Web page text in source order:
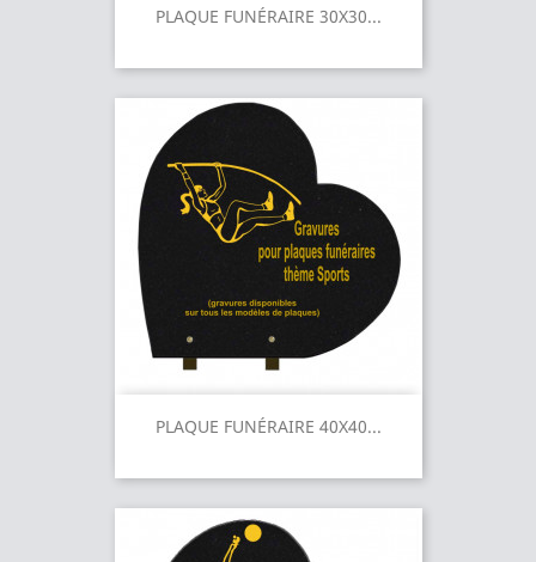
PLAQUE FUNÉRAIRE 30X30...
PLAQUE FUNÉRAIRE 40X40...